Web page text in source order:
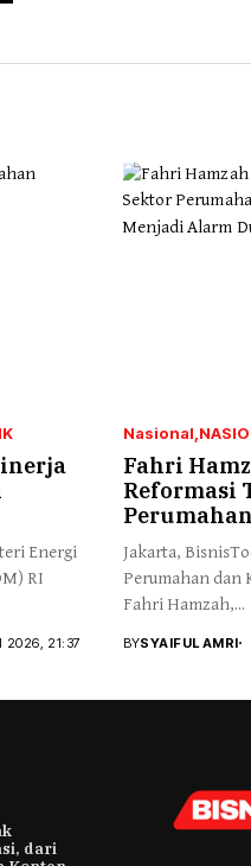
Energi
RI
2026, 21:37
Nasional
Fahri
Reformasi
Jakarta,
Perumahan dan
Fahri Hamzah,...
BYSYAIFUL AMRI
dari